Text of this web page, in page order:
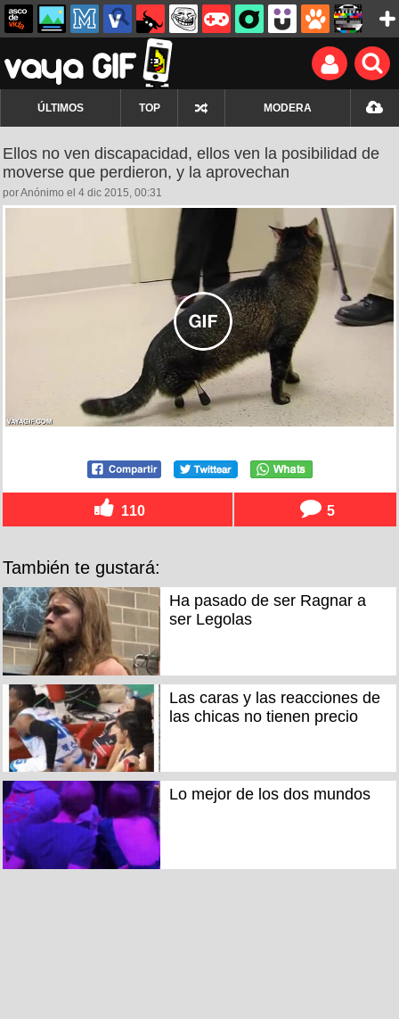
ÚLTIMOS TOP MODERA
Ellos no ven discapacidad, ellos ven la posibilidad de
moverse que perdieron, y la aprovechan
por Anónimo el 4 dic 2015, 00:31
110 5
También te gustará:
Ha pasado de ser Ragnar a
ser Legolas
Las caras y las reacciones de
las chicas no tienen precio
Lo mejor de los dos mundos